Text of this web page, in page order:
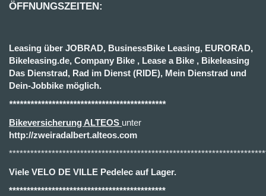
ÖFFNUNGSZEITEN:
Leasing über JOBRAD, BusinessBike Leasing, EURORAD,
Bikeleasing.de, Company Bike , Lease a Bike , Bikeleasing
Das Dienstrad, Rad im Dienst (RIDE), Mein Dienstrad und
Dein-Jobbike möglich.
********************************************
Bikeversicherung ALTEOS unter
http://zweiradalbert.alteos.com
Viele VELO DE VILLE Pedelec auf Lager.
********************************************